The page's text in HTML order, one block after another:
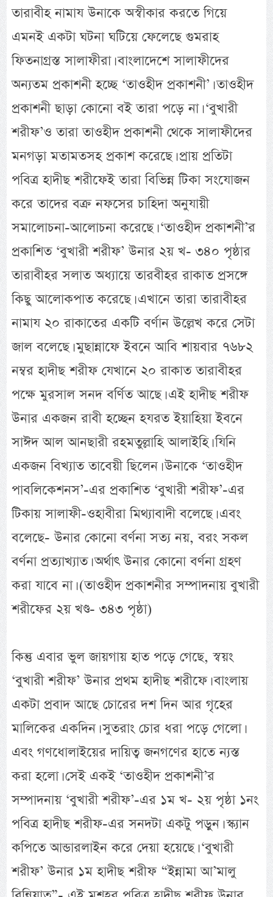
তারাবীহ নামায উনাকে অস্বীকার করতে গিয়ে
এমনই একটা ঘটনা ঘটিয়ে ফেলেছে গুমরাহ
ফিতনাগ্রস্ত সালাফীরা। বাংলাদেশে সালাফীদের
অন্যতম প্রকাশনী হচ্ছে ‘তাওহীদ প্রকাশনী’। তাওহীদ
প্রকাশনী ছাড়া কোনো বই তারা পড়ে না। ‘বুখারী
শরীফ’ও তারা তাওহীদ প্রকাশনী থেকে সালাফীদের
মনগড়া মতামতসহ প্রকাশ করেছে। প্রায় প্রতিটা
পবিত্র হাদীছ শরীফেই তারা বিভিন্ন টিকা সংযোজন
করে তাদের বক্র নফসের চাহিদা অনুযায়ী
সমালোচনা-আলোচনা করেছে। ‘তাওহীদ প্রকাশনী’র
প্রকাশিত ‘বুখারী শরীফ’ উনার ২য় খ- ৩৪০ পৃষ্ঠার
তারাবীহর সলাত অধ্যায়ে তারবীহর রাকাত প্রসঙ্গে
কিছু আলোকপাত করেছে। এখানে তারা তারাবীহর
নামায ২০ রাকাতের একটি বর্ণান উল্লেখ করে সেটা
জাল বলেছে। মুছান্নাফে ইবনে আবি শায়বার ৭৬৮২
নম্বর হাদীছ শরীফ যেখানে ২০ রাকাত তারাবীহর
পক্ষে মুরসাল সনদ বর্ণিত আছে। এই হাদীছ শরীফ
উনার একজন রাবী হচ্ছেন হযরত ইয়াহিয়া ইবনে
সাঈদ আল আনছারী রহমতুল্লাহি আলাইহি। যিনি
একজন বিখ্যাত তাবেয়ী ছিলেন। উনাকে ‘তাওহীদ
পাবলিকেশনস’-এর প্রকাশিত ‘বুখারী শরীফ’-এর
টিকায় সালাফী-ওহাবীরা মিথ্যাবাদী বলেছে। এবং
বলেছে- উনার কোনো বর্ণনা সত্য নয়, বরং সকল
বর্ণনা প্রত্যাখ্যাত। অর্থাৎ উনার কোনো বর্ণনা গ্রহণ
করা যাবে না। (তাওহীদ প্রকাশনীর সম্পাদনায় বুখারী
শরীফের ২য় খণ্ড- ৩৪৩ পৃষ্ঠা)
কিন্তু এবার ভুল জায়গায় হাত পড়ে গেছে, স্বয়ং
‘বুখারী শরীফ’ উনার প্রথম হাদীছ শরীফে। বাংলায়
একটা প্রবাদ আছে চোরের দশ দিন আর গৃহের
মালিকের একদিন। সুতরাং চোর ধরা পড়ে গেলো।
এবং গণধোলাইয়ের দায়িত্ব জনগণের হাতে ন্যস্ত
করা হলো। সেই একই ‘তাওহীদ প্রকাশনী’র
সম্পাদনায় ‘বুখারী শরীফ’-এর ১ম খ- ২য় পৃষ্ঠা ১নং
পবিত্র হাদীছ শরীফ-এর সনদটা একটু পড়ুন। স্ক্যান
কপিতে আন্ডারলাইন করে দেয়া হয়েছে। ‘বুখারী
শরীফ’ উনার ১ম হাদীছ শরীফ “ইন্নামা আ’মালু